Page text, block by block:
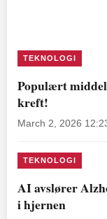
TEKNOLOGI
Populært
kreft!
March 2, 2026
TEKNOLOGI
AI avslører
i hjernen